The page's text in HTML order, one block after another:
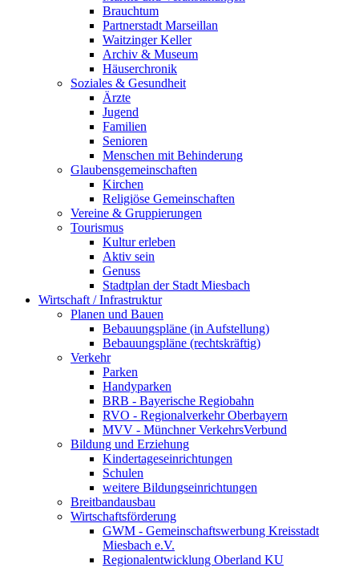
Brauchtum
Partnerstadt Marseillan
Waitzinger Keller
Archiv & Museum
Häuserchronik
Soziales & Gesundheit
Ärzte
Jugend
Familien
Senioren
Menschen mit Behinderung
Glaubensgemeinschaften
Kirchen
Religiöse Gemeinschaften
Vereine & Gruppierungen
Tourismus
Kultur erleben
Aktiv sein
Genuss
Stadtplan der Stadt Miesbach
Wirtschaft / Infrastruktur
Planen und Bauen
Bebauungspläne (in Aufstellung)
Bebauungspläne (rechtskräftig)
Verkehr
Parken
Handyparken
BRB - Bayerische Regiobahn
RVO - Regionalverkehr Oberbayern
MVV - Münchner VerkehrsVerbund
Bildung und Erziehung
Kindertageseinrichtungen
Schulen
weitere Bildungseinrichtungen
Breitbandausbau
Wirtschaftsförderung
GWM - Gemeinschaftswerbung Kreisstadt
Miesbach e.V.
Regionalentwicklung Oberland KU